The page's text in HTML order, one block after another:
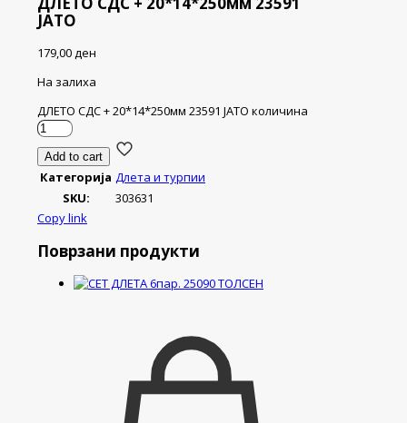
ЈАТО
179,00ден
На залиха
ДЛЕТО СДС + 20*14*250мм 23591 ЈАТО количина
Add to cart
Категорија Длета и турпии
SKU:
303631
Copy link
Поврзани продукти